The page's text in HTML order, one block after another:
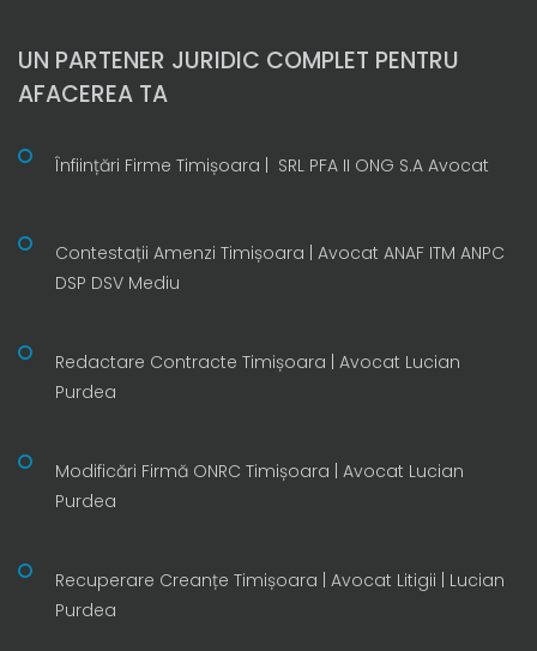
UN PARTENER JURIDIC COMPLET PENTRU
AFACEREA TA
Înființări Firme Timișoara | SRL PFA II ONG S.A Avocat
Contestații Amenzi Timișoara | Avocat ANAF ITM ANPC
DSP DSV Mediu
Redactare Contracte Timișoara | Avocat Lucian
Purdea
Modificări Firmă ONRC Timișoara | Avocat Lucian
Purdea
Recuperare Creanțe Timișoara | Avocat Litigii | Lucian
Purdea